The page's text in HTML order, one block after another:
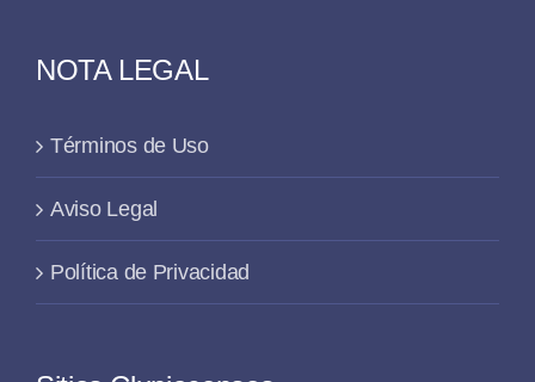
NOTA LEGAL
Términos de Uso
Aviso Legal
Política de Privacidad